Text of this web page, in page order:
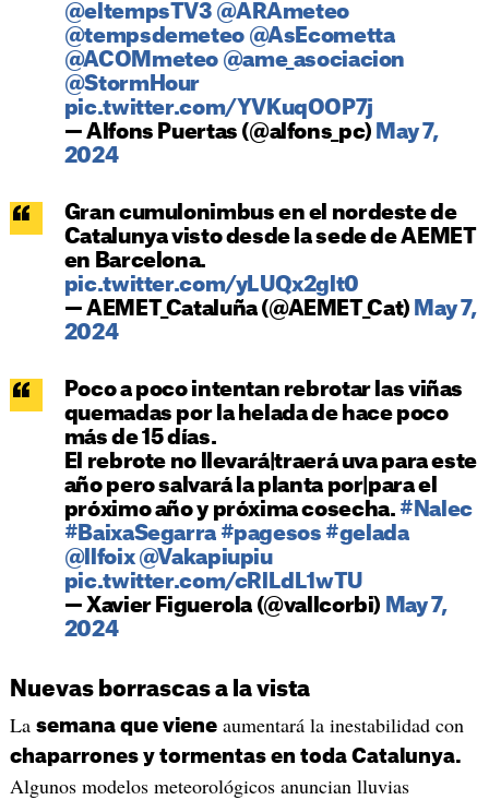
@eltempsTV3 @ARAmeteo
@tempsdemeteo @AsEcometta
@ACOMmeteo @ame_asociacion
@StormHour
pic.twitter.com/YVKuqOOP7j
— Alfons Puertas (@alfons_pc) May 7,
2024
Gran cumulonimbus en el nordeste de
Catalunya visto desde la sede de AEMET
en Barcelona.
pic.twitter.com/yLUQx2glt0
— AEMET_Cataluña (@AEMET_Cat) May 7,
2024
Poco a poco intentan rebrotar las viñas
quemadas por la helada de hace poco
más de 15 días.
El rebrote no llevará|traerá uva para este
año pero salvará la planta por|para el
próximo año y próxima cosecha. #Nalec
#BaixaSegarra #pagesos #gelada
@llfoix @Vakapiupiu
pic.twitter.com/cRlLdL1wTU
— Xavier Figuerola (@vallcorbi) May 7,
2024
Nuevas borrascas a la vista
La semana que vieneaumentará la inestabilidad con
chaparrones y tormentas en toda Catalunya.
Algunos modelos meteorológicos anuncian lluvias